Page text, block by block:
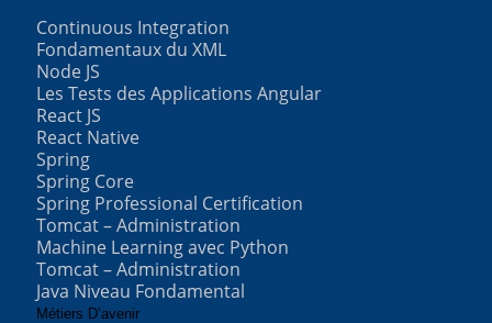
Continuous Integration
Fondamentaux du XML
Node JS
Les Tests des Applications Angular
React JS
React Native
Spring
Spring Core
Spring Professional Certification
Tomcat – Administration
Machine Learning avec Python
Tomcat – Administration
Java Niveau Fondamental
Métiers D’avenir